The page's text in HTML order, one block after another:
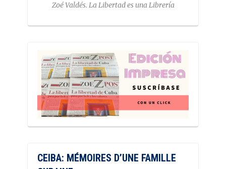
Zoé Valdés. La Libertad es una Librería
CEIBA: MÉMOIRES D’UNE FAMILLE